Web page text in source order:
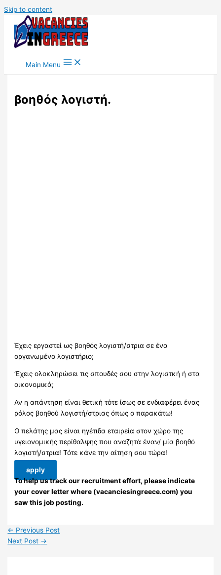
Skip to content
Main Menu
βοηθός λογιστή.
Έχεις εργαστεί ως βοηθός λογιστή/στρια σε ένα
οργανωμένο λογιστήριο;
‘Εχεις ολοκληρώσει τις σπουδές σου στην λογιστκή ή στα
οικονομικά;
Αν η απάντηση είναι θετική τότε ίσως σε ενδιαφέρει ένας
ρόλος βοηθού λογιστή/στριας όπως ο παρακάτω!
Ο πελάτης μας είναι ηγέτιδα εταιρεία στον χώρο της
υγειονομικής περίθαλψης που αναζητά έναν/ μία βοηθό
λογιστή/στρια! Τότε κάνε την αίτηση σου τώρα!
apply
To help us track our recruitment effort, please indicate
your cover letter where (vacanciesingreece.com) you
saw this job posting.
← Previous Post
Next Post →